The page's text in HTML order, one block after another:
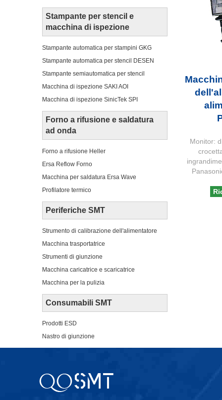
Stampante per stencil e
macchina di ispezione
Stampante automatica per stampini GKG
Stampante automatica per stencil DESEN
Stampante semiautomatica per stencil
Macchina di ispezione SAKI AOI
Macchina di ispezione SinicTek SPI
Forno a rifusione e saldatura
ad onda
Forno a rifusione Heller
Ersa Reflow Forno
Macchina per saldatura Ersa Wave
Profilatore termico
Periferiche SMT
Strumento di calibrazione dell'alimentatore
Macchina trasportatrice
Strumenti di giunzione
Macchina caricatrice e scaricatrice
Macchina per la pulizia
Consumabili SMT
Prodotti ESD
Nastro di giunzione
Monitor: